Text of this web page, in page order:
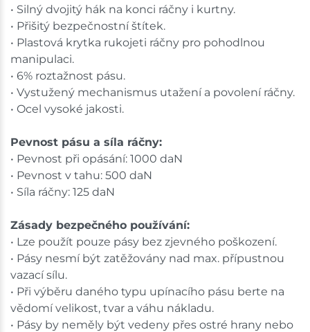
• Silný dvojitý hák na konci ráčny i kurtny.
• Přišitý bezpečnostní štítek.
• Plastová krytka rukojeti ráčny pro pohodlnou
manipulaci.
• 6% roztažnost pásu.
• Vystužený mechanismus utažení a povolení ráčny.
• Ocel vysoké jakosti.
Pevnost pásu a síla ráčny:
• Pevnost při opásání: 1000 daN
• Pevnost v tahu: 500 daN
• Síla ráčny: 125 daN
Zásady bezpečného používání:
• Lze použít pouze pásy bez zjevného poškození.
• Pásy nesmí být zatěžovány nad max. přípustnou
vazací sílu.
• Při výběru daného typu upínacího pásu berte na
vědomí velikost, tvar a váhu nákladu.
• Pásy by neměly být vedeny přes ostré hrany nebo